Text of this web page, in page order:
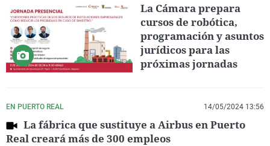
La Cámara prepara
cursos de robótica,
programación y asuntos
jurídicos para las
próximas jornadas
EN PUERTO REAL 14/05/2024 13:56
La fábrica que sustituye a Airbus en Puerto
Real creará más de 300 empleos